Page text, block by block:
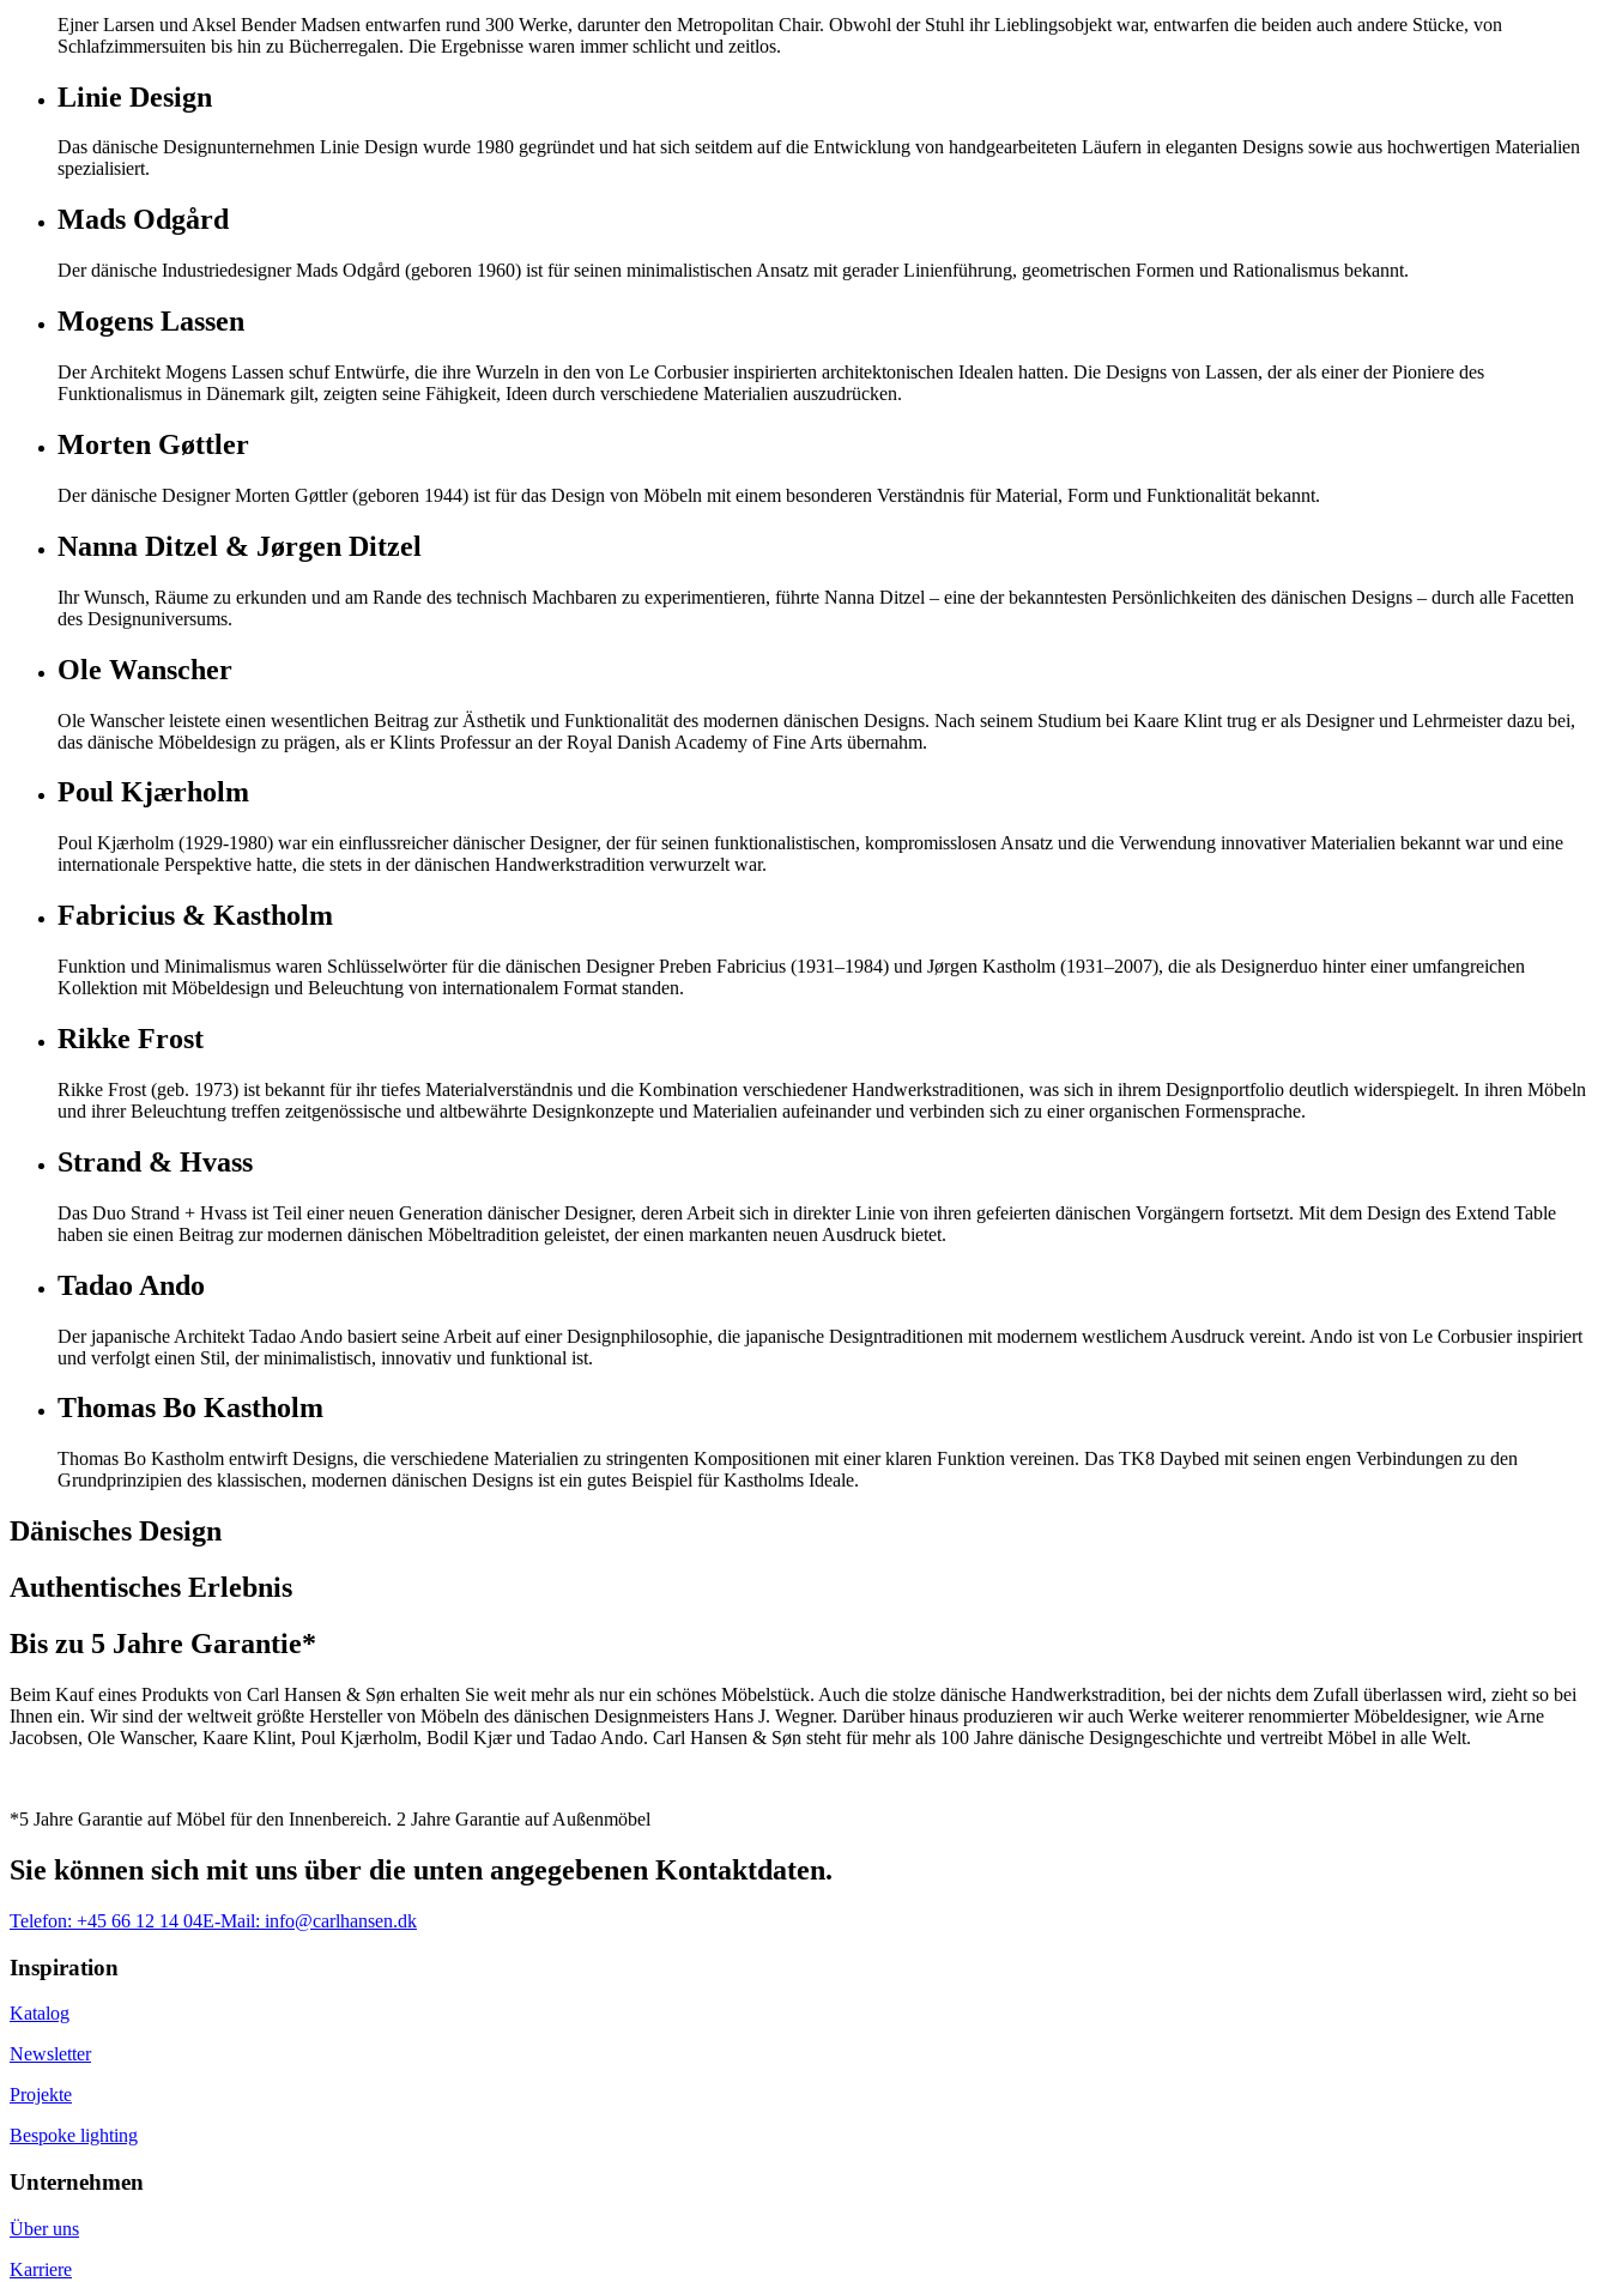
Ejner Larsen und Aksel Bender Madsen entwarfen rund 300 Werke, darunter den Metropolitan Chair. Obwohl der Stuhl ihr Lieblingsobjekt war, entwarfen die beiden auch andere Stücke, von
Schlafzimmersuiten bis hin zu Bücherregalen. Die Ergebnisse waren immer schlicht und zeitlos.
Linie Design
Das dänische Designunternehmen Linie Design wurde 1980 gegründet und hat sich seitdem auf die Entwicklung von handgearbeiteten Läufern in eleganten Designs sowie aus hochwertigen Materialien
spezialisiert.
Mads Odgård
Der dänische Industriedesigner Mads Odgård (geboren 1960) ist für seinen minimalistischen Ansatz mit gerader Linienführung, geometrischen Formen und Rationalismus bekannt.
Mogens Lassen
Der Architekt Mogens Lassen schuf Entwürfe, die ihre Wurzeln in den von Le Corbusier inspirierten architektonischen Idealen hatten. Die Designs von Lassen, der als einer der Pioniere des
Funktionalismus in Dänemark gilt, zeigten seine Fähigkeit, Ideen durch verschiedene Materialien auszudrücken.
Morten Gøttler
Der dänische Designer Morten Gøttler (geboren 1944) ist für das Design von Möbeln mit einem besonderen Verständnis für Material, Form und Funktionalität bekannt.
Nanna Ditzel & Jørgen Ditzel
Ihr Wunsch, Räume zu erkunden und am Rande des technisch Machbaren zu experimentieren, führte Nanna Ditzel – eine der bekanntesten Persönlichkeiten des dänischen Designs – durch alle Facetten
des Designuniversums.
Ole Wanscher
Ole Wanscher leistete einen wesentlichen Beitrag zur Ästhetik und Funktionalität des modernen dänischen Designs. Nach seinem Studium bei Kaare Klint trug er als Designer und Lehrmeister dazu bei,
das dänische Möbeldesign zu prägen, als er Klints Professur an der Royal Danish Academy of Fine Arts übernahm.
Poul Kjærholm
Poul Kjærholm (1929-1980) war ein einflussreicher dänischer Designer, der für seinen funktionalistischen, kompromisslosen Ansatz und die Verwendung innovativer Materialien bekannt war und eine
internationale Perspektive hatte, die stets in der dänischen Handwerkstradition verwurzelt war.
Fabricius & Kastholm
Funktion und Minimalismus waren Schlüsselwörter für die dänischen Designer Preben Fabricius (1931–1984) und Jørgen Kastholm (1931–2007), die als Designerduo hinter einer umfangreichen
Kollektion mit Möbeldesign und Beleuchtung von internationalem Format standen.
Rikke Frost
Rikke Frost (geb. 1973) ist bekannt für ihr tiefes Materialverständnis und die Kombination verschiedener Handwerkstraditionen, was sich in ihrem Designportfolio deutlich widerspiegelt. In ihren Möbeln
und ihrer Beleuchtung treffen zeitgenössische und altbewährte Designkonzepte und Materialien aufeinander und verbinden sich zu einer organischen Formensprache.
Strand & Hvass
Das Duo Strand + Hvass ist Teil einer neuen Generation dänischer Designer, deren Arbeit sich in direkter Linie von ihren gefeierten dänischen Vorgängern fortsetzt. Mit dem Design des Extend Table
haben sie einen Beitrag zur modernen dänischen Möbeltradition geleistet, der einen markanten neuen Ausdruck bietet.
Tadao Ando
Der japanische Architekt Tadao Ando basiert seine Arbeit auf einer Designphilosophie, die japanische Designtraditionen mit modernem westlichem Ausdruck vereint. Ando ist von Le Corbusier inspiriert
und verfolgt einen Stil, der minimalistisch, innovativ und funktional ist.
Thomas Bo Kastholm
Thomas Bo Kastholm entwirft Designs, die verschiedene Materialien zu stringenten Kompositionen mit einer klaren Funktion vereinen. Das TK8 Daybed mit seinen engen Verbindungen zu den
Grundprinzipien des klassischen, modernen dänischen Designs ist ein gutes Beispiel für Kastholms Ideale.
Dänisches Design
Authentisches Erlebnis
Bis zu 5 Jahre Garantie*
Beim Kauf eines Produkts von Carl Hansen & Søn erhalten Sie weit mehr als nur ein schönes Möbelstück. Auch die stolze dänische Handwerkstradition, bei der nichts dem Zufall überlassen wird, zieht so bei
Ihnen ein. Wir sind der weltweit größte Hersteller von Möbeln des dänischen Designmeisters Hans J. Wegner. Darüber hinaus produzieren wir auch Werke weiterer renommierter Möbeldesigner, wie Arne
Jacobsen, Ole Wanscher, Kaare Klint, Poul Kjærholm, Bodil Kjær und Tadao Ando. Carl Hansen & Søn steht für mehr als 100 Jahre dänische Designgeschichte und vertreibt Möbel in alle Welt.
*5 Jahre Garantie auf Möbel für den Innenbereich. 2 Jahre Garantie auf Außenmöbel
Sie können sich mit uns über die unten angegebenen Kontaktdaten.
Telefon: +45 66 12 14 04E-Mail: info@carlhansen.dk
Inspiration
Katalog
Newsletter
Projekte
Bespoke lighting
Unternehmen
Über uns
Karriere